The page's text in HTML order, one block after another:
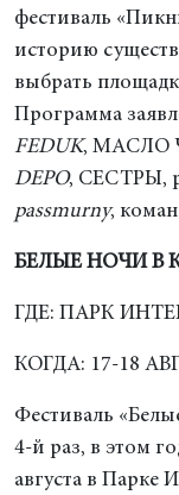
фестиваль
историю
выбрать
Программа
FEDUK, МАСЛО
DEPO, СЕСТРЫ,
passmurny,
БЕЛЫЕ НОЧИ В
ГДЕ: ПАРК
КОГДА: 17-18
Фестиваль
4-й раз, в этом
августа в Парке